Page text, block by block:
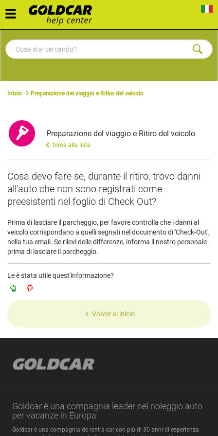
Toggle
navigation
Inizio Preparazione del viaggio e Ritiro del veicolo
Preparazione del viaggio e Ritiro del veicolo
torna alla lista
​Cosa devo fare se, durante il ritiro, trovo danni
all'auto che non sono registrati come
preesistenti nel foglio di Check Out?
Prima di lasciare il parcheggio, per favore controlla che i danni al
veicolo corrispondano a quelli segnati nel documento di 'Check-Out',
nella tua email. Se rilevi delle differenze, informa il nostro personale
prima di lasciare il parcheggio.
Le è stata utile quest'informazione?
Volver al inicio
Goldcar è una compagnia leader nel noleggio auto
per vacanze in Europa
Goldcar è una compagnia de rent a car con più di 30 anni di esperienza